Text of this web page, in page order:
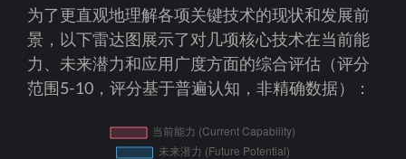
为了更直观地理解各项关键技术的现状和发展前
景，以下雷达图展示了对几项核心技术在当前能
力、未来潜力和应用广度方面的综合评估（评分
范围5-10，评分基于普遍认知，非精确数据）：